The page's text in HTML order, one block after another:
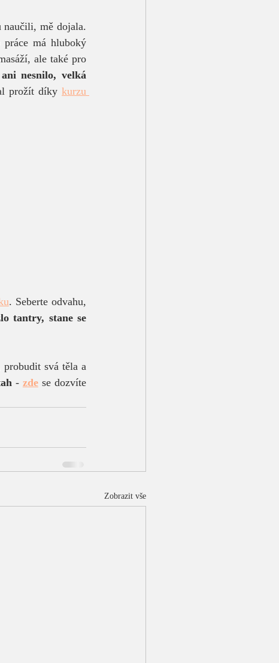
mě dojala.
má hluboký
ale také pro
nesnilo, velká
prožít díky kurzu
. Seberte odvahu,
tantry, stane se
- zde se dozvíte
Zobrazit vše